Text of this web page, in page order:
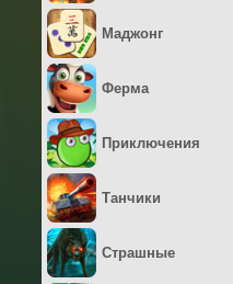
Маджонг
Ферма
Приключения
Танчики
Страшные